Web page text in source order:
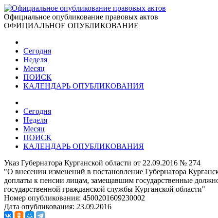
Официальное опубликование правовых актов
ОФИЦИАЛЬНОЕ ОПУБЛИКОВАНИЕ
Сегодня
Неделя
Месяц
ПОИСК
КАЛЕНДАРЬ ОПУБЛИКОВАНИЯ
Сегодня
Неделя
Месяц
ПОИСК
КАЛЕНДАРЬ ОПУБЛИКОВАНИЯ
Указ Губернатора Курганской области от 22.09.2016 № 274
"О внесении изменений в постановление Губернатора
доплаты к пенсии лицам, замещавшим государственные
государственной гражданской службы Курганской области"
Номер опубликования: 4500201609230002
Дата опубликования: 23.09.2016